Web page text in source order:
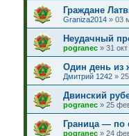
Граждане
Graniza2014» 03
Неудачный
pogranec» 31
Один день из
Дмитрий 1242»
Двинский
pogranec» 25
Граница — по
pogranec» 24